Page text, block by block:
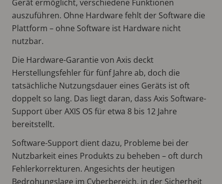
Gerät ermöglicht, verschiedene Funktionen
auszuführen. Ohne Hardware fehlt der Software die
Plattform – ohne Software ist Hardware nicht
nutzbar.
Die Hardware-Garantie von Axis deckt
Herstellungsfehler für fünf Jahre ab, doch die
tatsächliche Nutzungsdauer eines Geräts ist oft
doppelt so lang. Das liegt daran, dass Axis Software-
Support über AXIS OS für etwa 8 bis 12 Jahre
bereitstellt.
Software-Support dient dazu, Probleme bei der
Nutzbarkeit eines Produkts zu beheben – oft durch
Fehlerkorrekturen. Angesichts der heutigen
Bedrohungslage im Cyberbereich, in der Sicherheit